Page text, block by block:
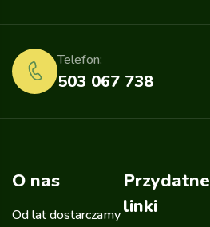
503 067 738
Telefon:
O nas
Od lat dostarczamy
Przydatne
linki